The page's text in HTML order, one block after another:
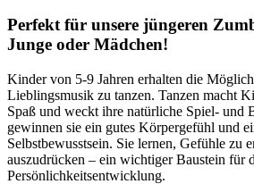
Perfekt für unsere jüngeren
Junge oder Mädchen!
Kinder von 5-9 Jahren erhalten die
Lieblingsmusik zu tanzen. Tanzen macht
Spaß und weckt ihre natürliche Spiel- und
gewinnen sie ein gutes Körpergefühl und
Selbstbewusstsein. Sie lernen, Gefühle zu
auszudrücken – ein wichtiger Baustein für
Persönlichkeitsentwicklung.